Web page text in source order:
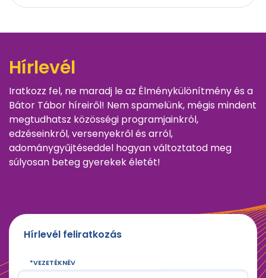
Hírlevél
Iratkozz fel, ne maradj le az Élménykülönítmény és a
Bátor Tábor híreiről! Nem spamelünk, mégis mindent
megtudhatsz közösségi programjainkról,
edzéseinkről, versenyekről és arról,
adománygyűjtéseddel hogyan változtatod meg
súlyosan beteg gyerekek életét!
Hírlevél feliratkozás
VEZETÉKNÉV